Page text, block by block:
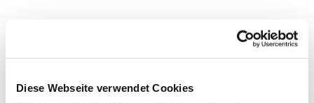
Diese Webseite verwendet Cookies